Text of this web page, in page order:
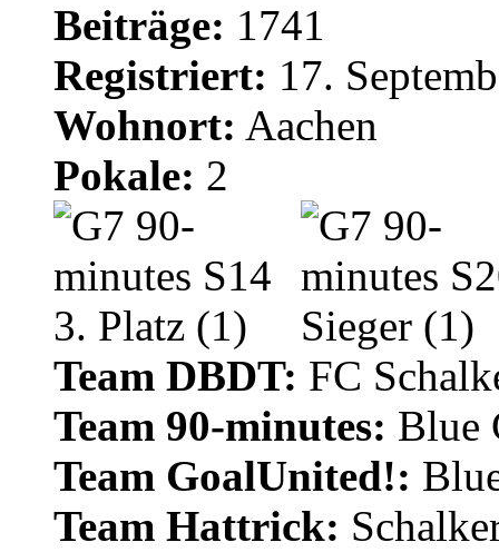
Beiträge: 1741
Registriert: 17.
Wohnort: Aachen
Pokale: 2
Team DBDT: FC
Team 90-minutes: Blue
Team GoalUnited!:
Team Hattrick: